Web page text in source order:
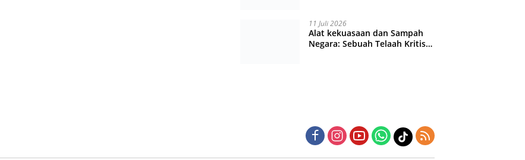
11 Juli 2026
Alat kekuasaan dan Sampah
Negara: Sebuah Telaah Kritis